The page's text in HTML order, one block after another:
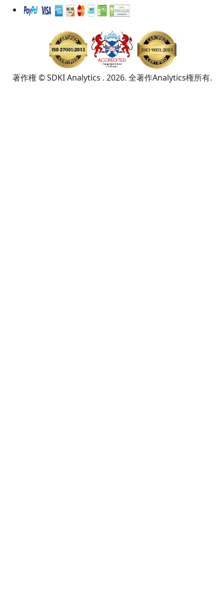
著作権 © SDKI Analytics . 2026. 全著作Analytics権所有.